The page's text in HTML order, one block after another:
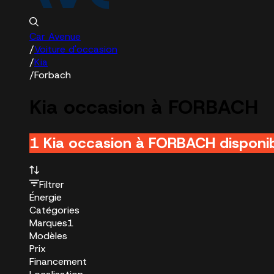
Car Avenue
/Voiture d'occasion
/Kia
/Forbach
1 Kia occasion à FORBACH
Filtrer
Énergie
Catégories
Marques1
Modèles
Prix
Financement